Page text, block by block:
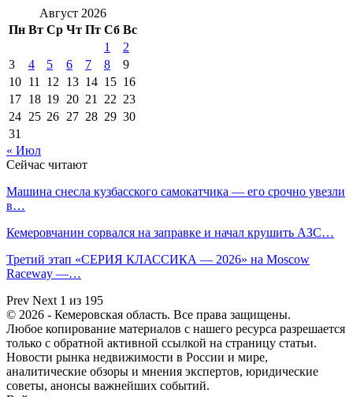
Август 2026
Пн Вт Ср Чт Пт Сб Вс
1
2
3
4 5 6 7 8
9
10 11 12 13 14 15 16
17 18 19 20 21 22 23
24 25 26 27 28 29 30
31
« Июл
Сейчас читают
Машина снесла кузбасского самокатчика — его срочно увезли
в…
Кемеровчанин сорвался на заправке и начал крушить АЗС…
Третий этап «СЕРИЯ КЛАССИКА — 2026» на Moscow
Raceway —…
Prev Next 1 из 195
© 2026 - Кемеровская область. Все права защищены.
Любое копирование материалов с нашего ресурса разрешается
только с обратной активной ссылкой на страницу статьи.
Новости рынка недвижимости в России и мире,
аналитические обзоры и мнения экспертов, юридические
советы, анонсы важнейших событий.